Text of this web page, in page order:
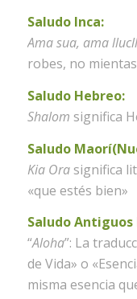
Saludo Inca:
Ama sua, ama
robes, no
Saludo Hebreo:
Shalom significa
Saludo
Kia Orasignifica
«que estés bien»
Saludo
“Aloha”: La
de Vida» o
misma esencia